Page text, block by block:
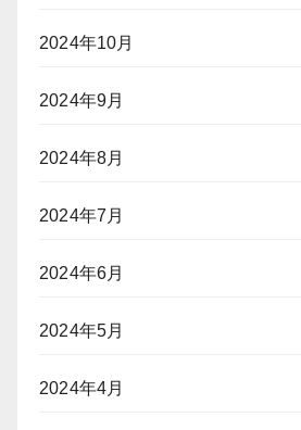
2024年10月
2024年9月
2024年8月
2024年7月
2024年6月
2024年5月
2024年4月